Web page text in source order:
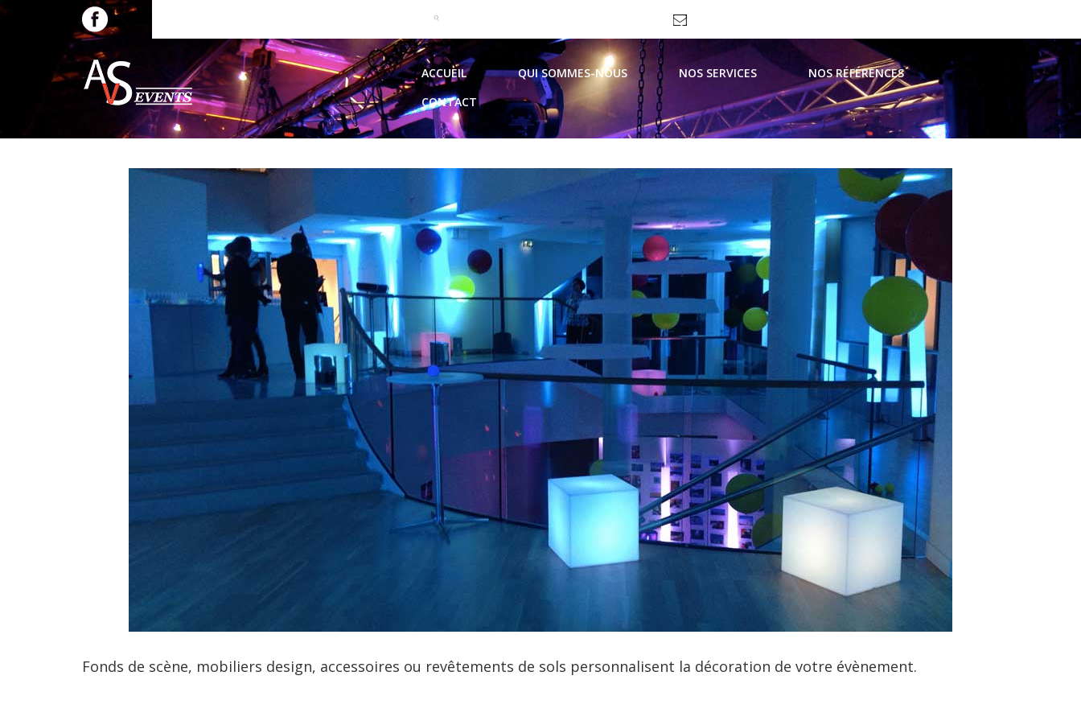
09 51 99 93 62 / 06 69 10 44 21 contact@avsevents.fr
ACCUEIL QUI SOMMES-NOUS NOS SERVICES
NOS RÉFÉRENCES
CONTACT
Fonds de scène, mobiliers design, accessoires ou revêtements de sols personnalisent la décoration de votre évènement.